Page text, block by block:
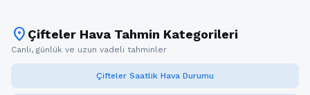
location_on Çifteler Hava Tahmin Kategorileri
Canlı, günlük ve uzun vadeli tahminler
Çifteler Saatlik Hava Durumu